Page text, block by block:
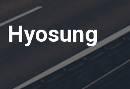
Hyosung